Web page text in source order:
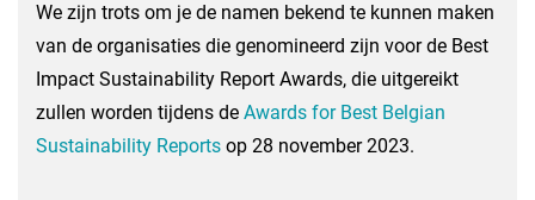
We zijn trots om je de namen bekend te kunnen maken
van de organisaties die genomineerd zijn voor de Best
Impact Sustainability Report Awards, die uitgereikt
zullen worden tijdens de Awards for Best Belgian
Sustainability Reports op 28 november 2023.